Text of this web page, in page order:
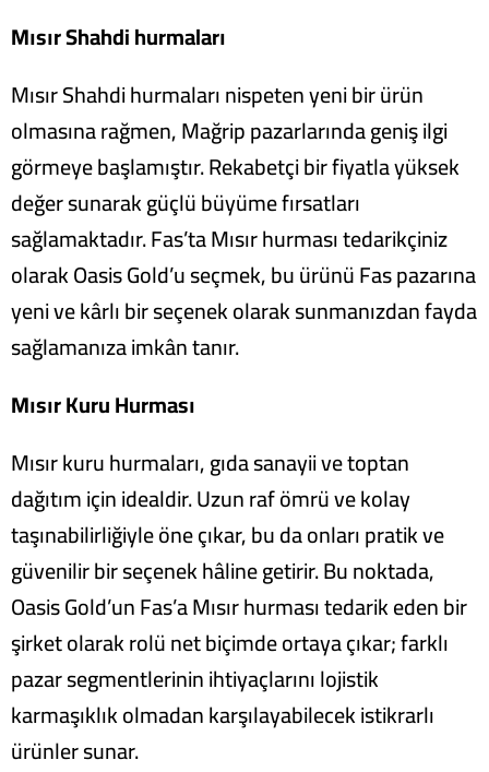
Mısır Shahdi hurmaları
Mısır Shahdi hurmaları nispeten yeni bir ürün
olmasına rağmen, Mağrip pazarlarında geniş ilgi
görmeye başlamıştır. Rekabetçi bir fiyatla yüksek
değer sunarak güçlü büyüme fırsatları
sağlamaktadır. Fas’ta Mısır hurması tedarikçiniz
olarak Oasis Gold’u seçmek, bu ürünü Fas pazarına
yeni ve kârlı bir seçenek olarak sunmanızdan fayda
sağlamanıza imkân tanır.
Mısır Kuru Hurması
Mısır kuru hurmaları, gıda sanayii ve toptan
dağıtım için idealdir. Uzun raf ömrü ve kolay
taşınabilirliğiyle öne çıkar,bu da onları pratik ve
güvenilir bir seçenek hâline getirir. Bu noktada,
Oasis Gold’un Fas’a Mısır hurması tedarik eden bir
şirket olarak rolü net biçimde ortaya çıkar; farklı
pazar segmentlerinin ihtiyaçlarını lojistik
karmaşıklık olmadan karşılayabilecek istikrarlı
ürünler sunar.